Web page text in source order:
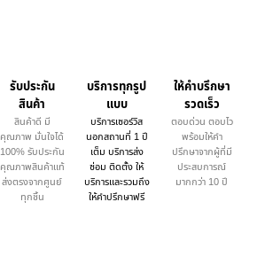
รับประกัน
สินค้า
สินค้าดี มี
คุณภาพ มั่นใจได้
100% รับประกัน
คุณภาพสินค้าแท้
ส่งตรงจากศูนย์
ทุกชิ้น
บริการทุกรูป
แบบ
บริการเซอร์วิส
นอกสถานที่ 1 ปี
เต็ม บริการส่ง
ซ่อม ติดตั้ง ให้
บริการและรวมถึง
ให้คำปรึกษาฟรี
ให้คำบรึกษา
รวดเร็ว
ตอบด่วน ตอบไว
พร้อมให้คำ
ปรึกษาจากผู้ที่มี
ประสบการณ์
มากกว่า 10 ปี